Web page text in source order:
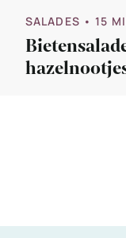
SALADES • 15